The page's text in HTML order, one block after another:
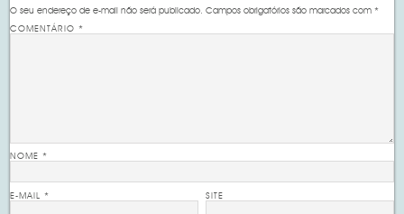
O seu endereço de e-mail não será publicado. Campos obrigatórios são marcados com*
COMENTÁRIO*
NOME*
E-MAIL* SITE